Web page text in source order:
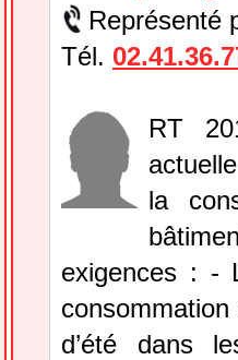
Représenté
Tél.
RT
la
exigences : -
d’été dans